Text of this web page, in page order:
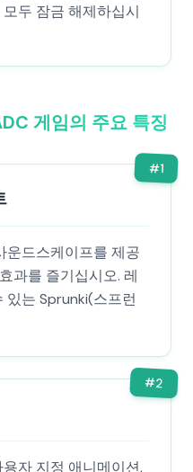
두 잠금 해제하십시
게임의 주요 특징
#1
운드스케이프를 제공
과를 즐기십시오. 레
있는 Sprunki(스프런
#2
자 지정 애니메이션,